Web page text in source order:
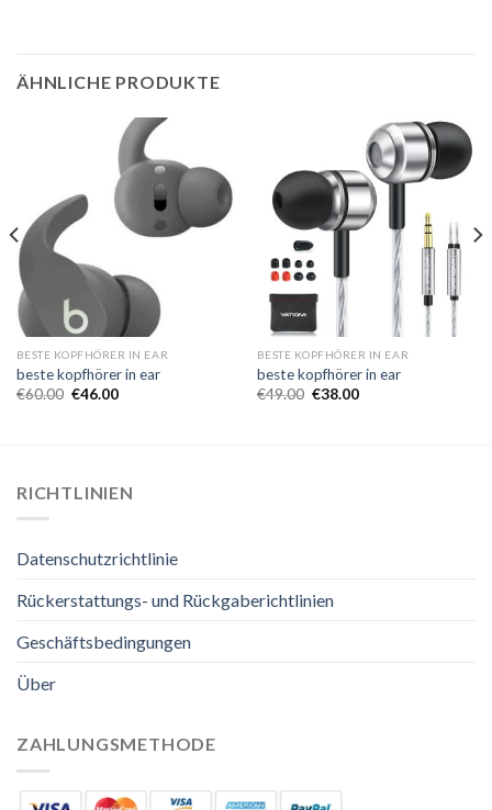
ÄHNLICHE PRODUKTE
BESTE KOPFHÖRER IN EAR
beste kopfhörer in ear
€60.00 €46.00
BESTE KOPFHÖRER IN EAR
beste kopfhörer in ear
€49.00 €38.00
RICHTLINIEN
Datenschutzrichtlinie
Rückerstattungs- und Rückgaberichtlinien
Geschäftsbedingungen
Über
ZAHLUNGSMETHODE